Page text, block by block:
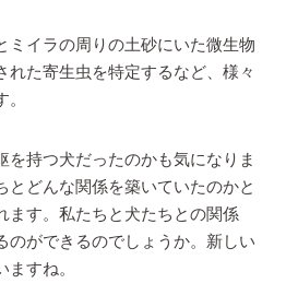
ミイラの周りの土砂にいた微生物
れた寄生虫を特定するなど、様々
を持つ犬だったのかも気になりま
とどんな関係を築いていたのかと
ます。私たちと犬たちとの関係
のができるのでしょうか。新しい
すね。